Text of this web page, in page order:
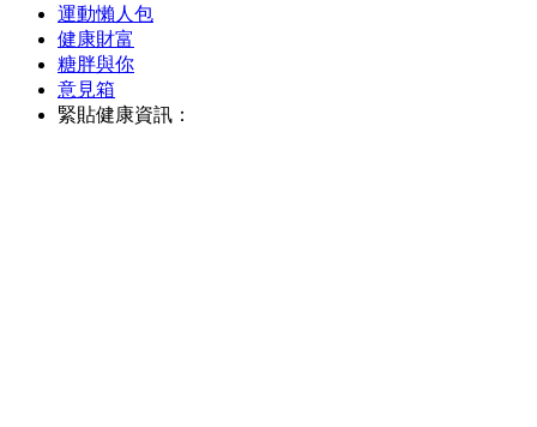
運動懶人包
健康財富
糖胖與你
意見箱
緊貼健康資訊：